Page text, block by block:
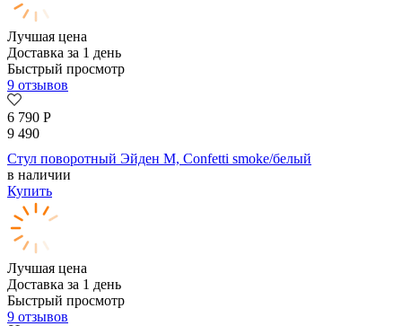
Лучшая цена
Доставка за 1 день
Быстрый просмотр
9 отзывов
6 790 Р
9 490
Стул поворотный Эйден М, Confetti smoke/белый
в наличии
Купить
Лучшая цена
Доставка за 1 день
Быстрый просмотр
9 отзывов